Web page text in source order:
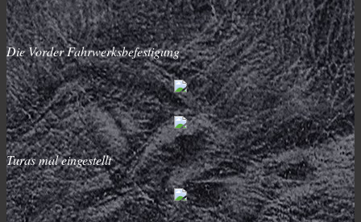
Die Vorder Fahrwerksbefestigung
Turas mal eingestellt